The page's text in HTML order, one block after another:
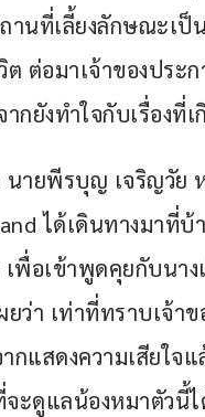
านที่เลี้ยงลักษณะเป็
ต ต่อมาเจ้าของปร
ากยังทำใจกับเรื่อง
นายพีรบุญ เจริญวัย
ได้เดินทางมาที่บ้
เพื่อเข้าพูดคุยกับนา
ยว่า เท่าที่ทราบเจ้
กแสดงความเสียใจ
ะดูแลน้องหมาตัวนี้